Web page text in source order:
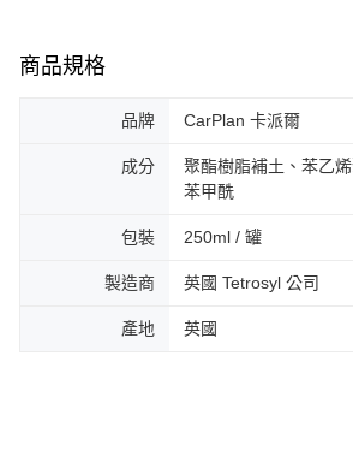
商品規格
品牌 CarPlan 卡派爾
成分
聚酯樹脂補土、苯乙
苯甲酰
包裝 250ml / 罐
製造商 英國 Tetrosyl 公司
產地 英國